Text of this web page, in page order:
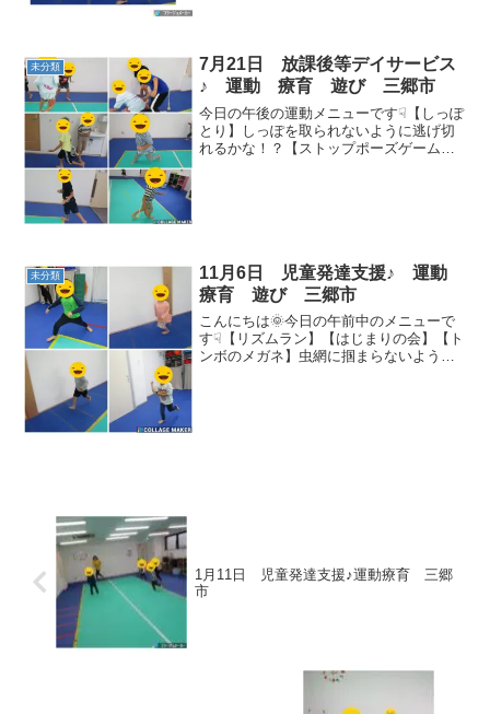
未分類
7月21日 放課後等デイサービス
♪ 運動 療育 遊び 三郷市
今日の午後の運動メニューです☟【しっぽ
とり】しっぽを取られないように逃げ切
れるかな！？【ストップポーズゲーム】
未分類
11月6日 児童発達支援♪ 運動
療育 遊び 三郷市
こんにちは🌞今日の午前中のメニューで
す☟【リズムラン】【はじまりの会】【ト
ンボのメガネ】虫網に掴まらないように
1月11日 児童発達支援♪運動療育 三郷
市